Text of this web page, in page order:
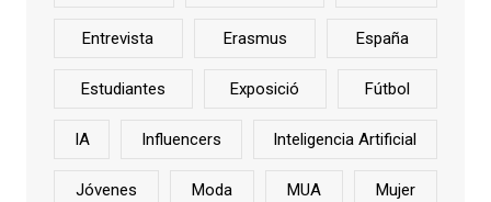
Entrevista Erasmus España
Estudiantes Exposició Fútbol
IA Influencers Inteligencia Artificial
Jóvenes Moda MUA Mujer